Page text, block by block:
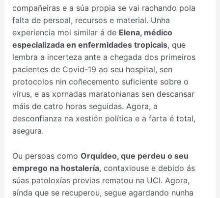
compañeiras e a súa propia se vai rachando pola
falta de persoal, recursos e material. Unha
experiencia moi similar á de Elena, médico
especializada en enfermidades tropicais, que
lembra a incerteza ante a chegada dos primeiros
pacientes de Covid-19 ao seu hospital, sen
protocolos nin coñecemento suficiente sobre o
virus, e as xornadas maratonianas sen descansar
máis de catro horas seguidas. Agora, a
desconfianza na xestión política e a farta é total,
asegura.
Ou persoas como Orquídeo, que perdeu o seu
emprego na hostalería, contaxiouse e debido ás
súas patoloxías previas rematou na UCI. Agora,
aínda que se recuperou, segue agardando nunha